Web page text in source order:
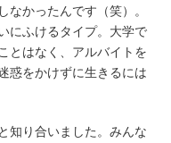
なかったんです（笑）。
にふけるタイプ。大学で
とはなく、アルバイトを
惑をかけずに生きるには
知り合いました。みんな